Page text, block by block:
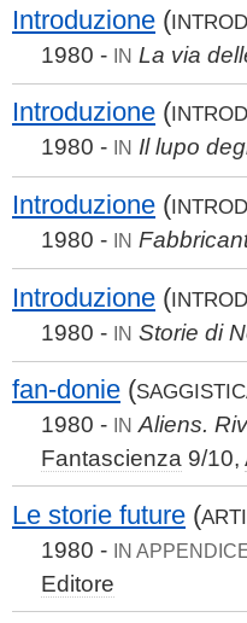
Introduzione (
1980 - IN La via
Introduzione (
1980 - IN Il lupo
Introduzione (
1980 - IN
Introduzione (
1980 - IN Storie di
fan-donie (
1980 - IN Aliens.
Fantascienza 9/10,
Le storie future (
1980 - IN
Editore